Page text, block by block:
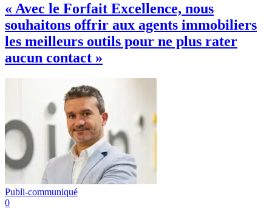
« Avec le Forfait Excellence, nous
souhaitons offrir aux agents immobiliers
les meilleurs outils pour ne plus rater
aucun contact »
Publi-communiqué
0